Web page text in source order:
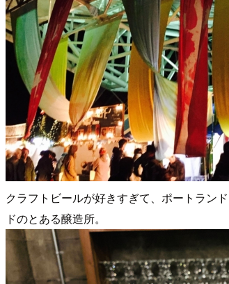
クラフトビールが好きすぎて、ポートラン
ドのとある醸造所。